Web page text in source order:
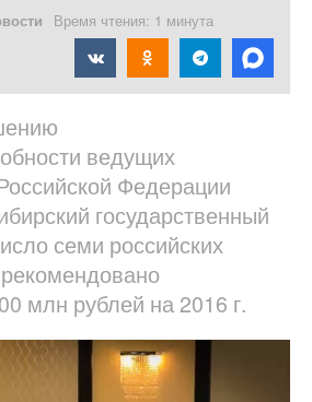
Время чтения: 1 минута
ведущих
Федерации
государственный
семи российских
млн рублей на 2016 г.